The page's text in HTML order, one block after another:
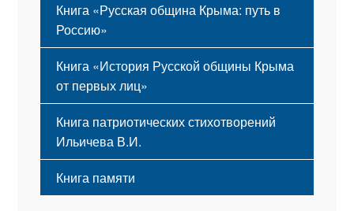
Книга «Русская община Крыма: путь в
Россию»
Книга «История Русской общины Крыма
от первых лиц»
Книга патриотических стихотворений
Ильичева В.И.
Книга памяти